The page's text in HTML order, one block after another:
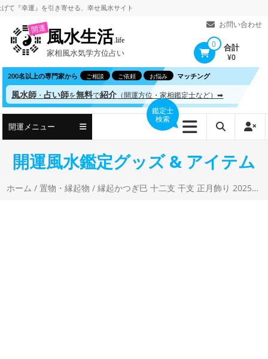
コ
ツ
へ
ス
ッ
運』を引き寄せる、幸せ風水サイト
お問い合わせ
開運風水生活.life
家相風水気学方位占い
0 合計
¥0
200名以上の専門家から ご相談 ご依頼 お悩み マッチング
風水師 ・占い師を無料で紹介 （開運方位・家相鑑定士など）➡
開運メニュー
鑑定士
検索
開運風水鑑定グッズ & アイテム
ホーム /置物・縁起物 / 縁起かつぎ巳 十二支 干支 正月飾り 2025年 巳 蛇 白 へび 置物